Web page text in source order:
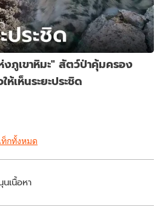
งภูเขาหิมะ" สัตว์ป่าคุ้มครอง
เห็นระยะประชิด
กทั้งหมด
เนื้อหา